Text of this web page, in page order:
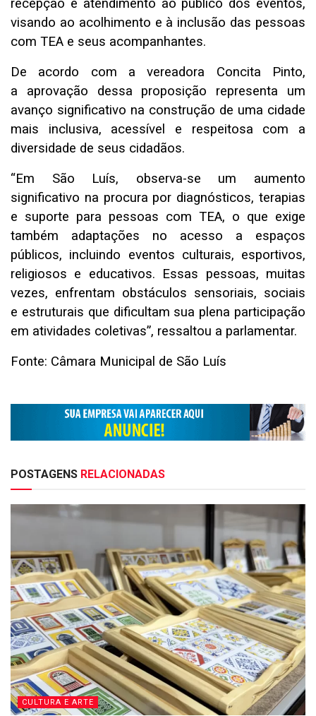
recepção e atendimento ao público dos eventos,
visando ao acolhimento e à inclusão das pessoas
com TEA e seus acompanhantes.
De acordo com a vereadora Concita Pinto,
a
aprovação dessa proposição representa um
avanço significativo na construção de uma cidade
mais
inclusiva, acessível e respeitosa com a
diversidade de seus cidadãos.
“Em São Luís, observa-se um aumento
significativo na procura por diagnósticos, terapias
e suporte para pessoas com TEA, o que exige
também adaptações no acesso a espaços
públicos, incluindo eventos culturais, esportivos,
religiosos e educativos. Essas pessoas, muitas
vezes, enfrentam obstáculos sensoriais, sociais
e estruturais que dificultam sua plena participação
em atividades coletivas”, ressaltou a parlamentar.
Fonte: Câmara Municipal de São Luís
POSTAGENS RELACIONADAS
CULTURA E ARTE